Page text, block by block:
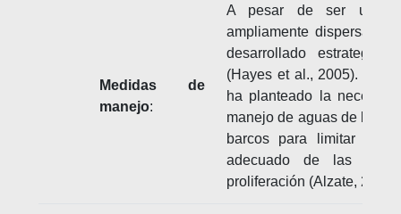
Medidas de
manejo:
A pesar de ser un
ampliamente dispersado
desarrollado
(Hayes et al., 2005).
ha planteado la
manejo de aguas de
barcos para limitar su
adecuado de las
proliferación (Alzate, 2009;